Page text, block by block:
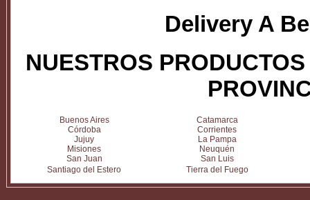
Delivery A
NUESTROS
Buenos Aires
Catamarca
Córdoba
Corrientes
Jujuy
La Pampa
Misiones
Neuquén
San Juan
San Luis
Santiago del Estero
Tierra del Fuego